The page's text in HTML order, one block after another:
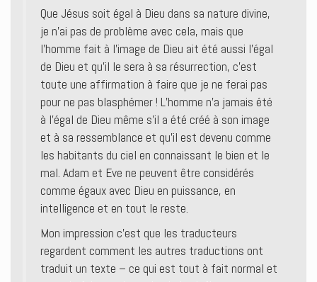
Que Jésus soit égal à Dieu dans sa nature divine,
je n’ai pas de problème avec cela, mais que
l’homme fait à l’image de Dieu ait été aussi l’égal
de Dieu et qu’il le sera à sa résurrection, c’est
toute une affirmation à faire que je ne ferai pas
pour ne pas blasphémer ! L’homme n’a jamais été
à l’égal de Dieu même s’il a été créé à son image
et à sa ressemblance et qu’il est devenu comme
les habitants du ciel en connaissant le bien et le
mal. Adam et Eve ne peuvent être considérés
comme égaux avec Dieu en puissance, en
intelligence et en tout le reste.
Mon impression c’est que les traducteurs
regardent comment les autres traductions ont
traduit un texte – ce qui est tout à fait normal et